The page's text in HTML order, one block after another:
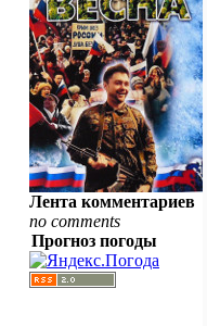
Лента комментариев
no comments
Прогноз погоды